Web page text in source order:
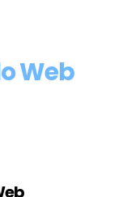
Web